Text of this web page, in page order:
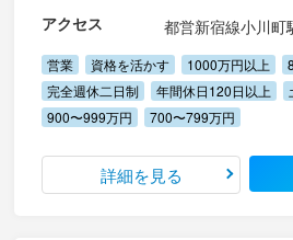
アクセス
都営新宿線小川町
営業 資格を活かす 1000万円以上
完全週休二日制
年間休日120日以上
900〜999万円
700〜799万円
詳細を見る